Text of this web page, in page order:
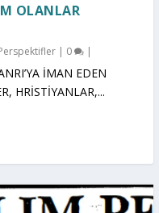
OLANLAR
| 0 |
İMAN EDEN
HRİSTİYANLAR,...